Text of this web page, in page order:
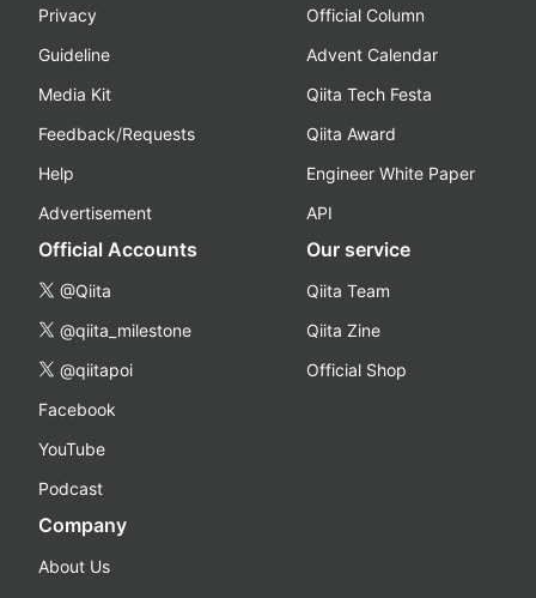
Privacy
Guideline
Media Kit
Feedback/Requests
Help
Advertisement
Official Column
Advent Calendar
Qiita Tech Festa
Qiita Award
Engineer White Paper
API
Official Accounts
@Qiita
@qiita_milestone
@qiitapoi
Facebook
YouTube
Podcast
Our service
Qiita Team
Qiita Zine
Official Shop
Company
About Us